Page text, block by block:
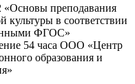
«Основы преподавания
культуры в соответствии
ФГОС»
54 часа ООО «Центр
образования и